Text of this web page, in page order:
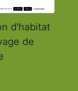
d'habitat